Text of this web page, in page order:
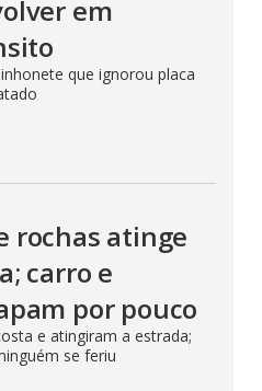
em
que ignorou placa
rochas atinge
carro e
por pouco
e atingiram a estrada;
se feriu